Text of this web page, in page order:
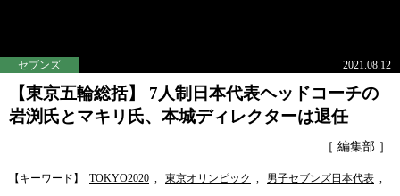
セブンズ 2021.08.12
【東京五輪総括】 7人制日本代表ヘッドコーチの
岩渕氏とマキリ氏、本城ディレクターは退任
［ 編集部 ］
【キーワード】 TOKYO2020 , 東京オリンピック , 男子セブンズ日本代表 ,